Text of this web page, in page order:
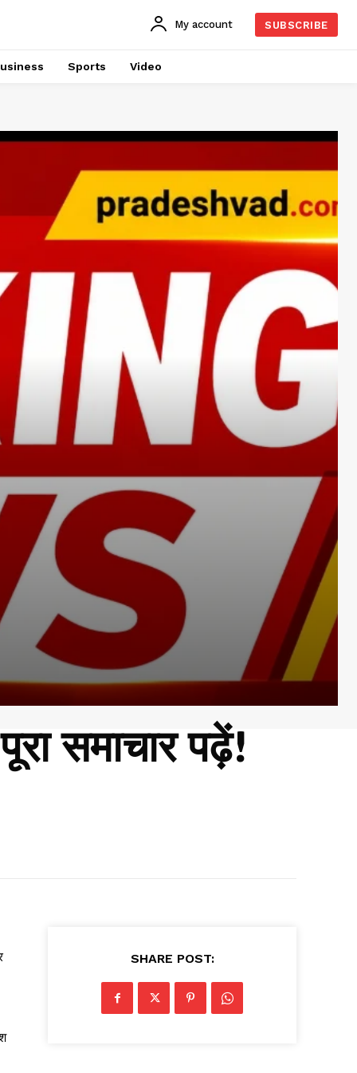
My account SUBSCRIBE
Sports Video
समाचार पढ़ें!
SHARE POST: